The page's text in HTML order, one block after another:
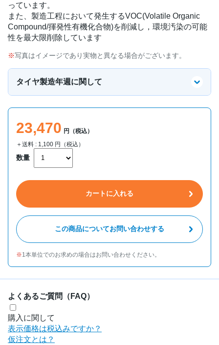
っています。
また、製造工程において発生するVOC(Volatile Organic
Compound/揮発性有機化合物)を削減し，環境汚染の可能
性を最大限削除しています
写真はイメージであり実物と異なる場合がございます。
タイヤ製造年週に関して
23,470 円（税込）
＋送料 : 1,100 円（税込）
数量
カートに入れる
この商品についてお問い合わせする
1本単位でのお求めの場合はお問い合わせください。
よくあるご質問（FAQ）
購入に関して
表示価格は税込みですか？
仮注文とは？